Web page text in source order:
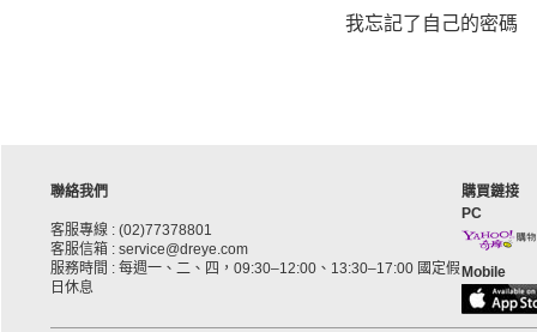
我忘記了自己的密碼
聯絡我們
客服專線 : (02)77378801
客服信箱 : service@dreye.com
服務時間 : 每週一、二、四，09:30–12:00、13:30–17:00 國定假
日休息
購買鏈接
PC
Mobile